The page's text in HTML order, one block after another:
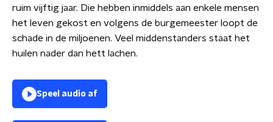
ruim vijftig jaar. Die hebben inmiddels aan enkele mensen
het leven gekost en volgens de burgemeester loopt de
schade in de miljoenen. Veel middenstanders staat het
huilen nader dan hett lachen.
Speel audio af